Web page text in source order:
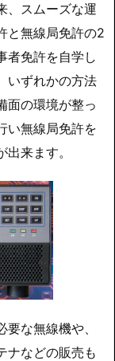
、スムーズな運
と無線局免許の2
者免許を自学し
いずれかの方法
面の環境が整っ
い無線局免許を
来ます。
な無線機や、
ナなどの販売も